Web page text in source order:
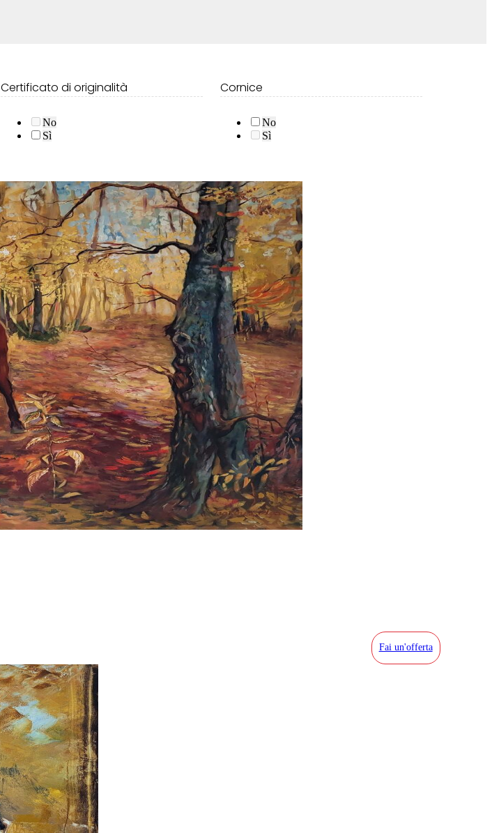
Certificato di originalità
No
Sì
Cornice
No
Sì
Fai un'offerta